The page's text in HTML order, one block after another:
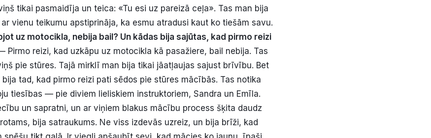
tikai pasmaidīja un teica: «Tu esi uz pareizā ceļa». Tas man bija
vienu teikumu apstiprināja, ka esmu atradusi kaut ko tiešām savu.
uz motocikla, nebija bail? Un kādas bija sajūtas, kad pirmo reizi
Pirmo reizi, kad uzkāpu uz motocikla kā pasažiere, bail nebija. Tas
pie stūres. Tajā mirklī man bija tikai jāatļaujas sajust brīvību. Bet
tad, kad pirmo reizi pati sēdos pie stūres mācībās. Tas notika
tiesības — pie diviem lieliskiem instruktoriem, Sandra un Emīla.
un sapratni, un ar viņiem blakus mācību process šķita daudz
bija satraukums. Ne viss izdevās uzreiz, un bija brīži, kad